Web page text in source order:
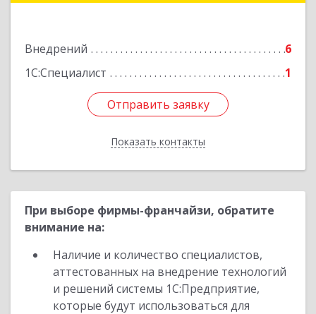
Внедрений
6
1С:Специалист
1
Отправить заявку
Показать контакты
Отправить заявку
Назад
При выборе фирмы-франчайзи, обратите
внимание на:
Наличие и количество специалистов,
аттестованных на внедрение технологий
и решений системы 1С:Предприятие,
которые будут использоваться для